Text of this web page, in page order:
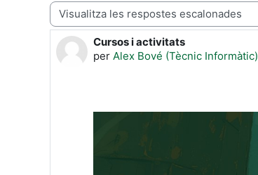
Mode de visualització
Cursos i activitats
per Alex Bové (Tècnic Informàtic)
Nombre de respostes: 0